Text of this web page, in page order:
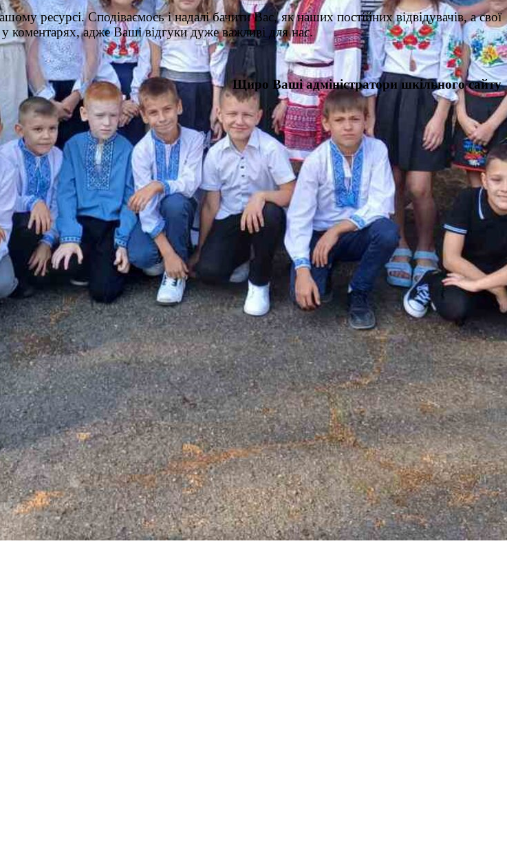
ресурсі. Сподіваємось і надалі бачити Вас, як наших постійних відвідувачів, а свої
коментарях, адже Ваші відгуки дуже важливі для нас.
Щиро Ваші адміністратори шкільного сайту